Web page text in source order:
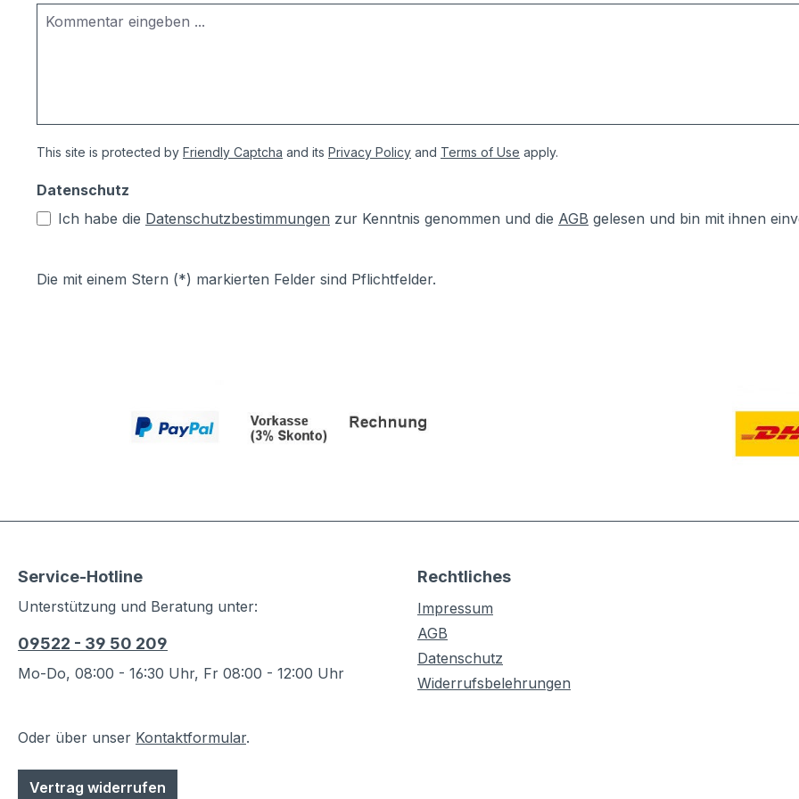
This site is protected by Friendly Captcha and its Privacy Policy and Terms of Use apply.
Datenschutz
Ich habe die Datenschutzbestimmungen zur Kenntnis genommen und die AGB gelesen und bin mit ihnen
Die mit einem Stern (*) markierten Felder sind Pflichtfelder.
Service-Hotline
Unterstützung und Beratung unter:
09522 - 39 50 209
Mo-Do, 08:00 - 16:30 Uhr, Fr 08:00 - 12:00 Uhr
Oder über unser Kontaktformular.
Vertrag widerrufen
Rechtliches
Impressum
AGB
Datenschutz
Widerrufsbelehrungen